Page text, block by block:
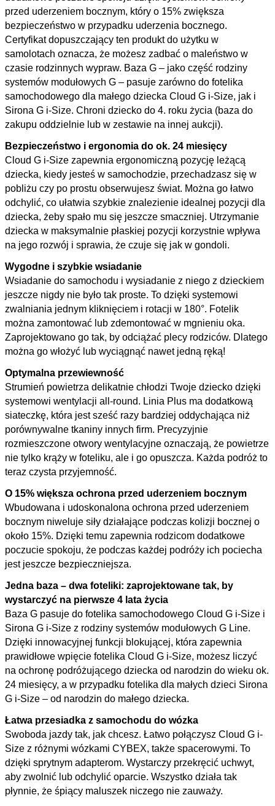
przed uderzeniem bocznym, który o 15% zwiększa
bezpieczeństwo w przypadku uderzenia bocznego.
Certyfikat dopuszczający ten produkt do użytku w
samolotach oznacza, że możesz zadbać o maleństwo w
czasie rodzinnych wypraw. Baza G – jako część rodziny
systemów modułowych G – pasuje zarówno do fotelika
samochodowego dla małego dziecka Cloud G i-Size, jak i
Sirona G i-Size. Chroni dziecko do 4. roku życia (baza do
zakupu oddzielnie lub w zestawie na innej aukcji).
Bezpieczeństwo i ergonomia do ok. 24 miesięcy
Cloud G i-Size zapewnia ergonomiczną pozycję leżącą
dziecka, kiedy jesteś w samochodzie, przechadzasz się w
pobliżu czy po prostu obserwujesz świat. Można go łatwo
odchylić, co ułatwia szybkie znalezienie idealnej pozycji dla
dziecka, żeby spało mu się jeszcze smaczniej. Utrzymanie
dziecka w maksymalnie płaskiej pozycji korzystnie wpływa
na jego rozwój i sprawia, że czuje się jak w gondoli.
Wygodne i szybkie wsiadanie
Wsiadanie do samochodu i wysiadanie z niego z dzieckiem
jeszcze nigdy nie było tak proste. To dzięki systemowi
zwalniania jednym kliknięciem i rotacji w 180°. Fotelik
można zamontować lub zdemontować w mgnieniu oka.
Zaprojektowano go tak, by odciążać plecy rodziców. Dlatego
można go włożyć lub wyciągnąć nawet jedną ręką!
Optymalna przewiewność
Strumień powietrza delikatnie chłodzi Twoje dziecko dzięki
systemowi wentylacji all-round. Linia Plus ma dodatkową
siateczkę, która jest sześć razy bardziej oddychająca niż
porównywalne tkaniny innych firm. Precyzyjnie
rozmieszczone otwory wentylacyjne oznaczają, że powietrze
nie tylko krąży w foteliku, ale i go opuszcza. Każda podróż to
teraz czysta przyjemność.
O 15% większa ochrona przed uderzeniem bocznym
Wbudowana i udoskonalona ochrona przed uderzeniem
bocznym niweluje siły działające podczas kolizji bocznej o
około 15%. Dzięki temu zapewnia rodzicom dodatkowe
poczucie spokoju, że podczas każdej podróży ich pociecha
jest jeszcze bezpieczniejsza.
Jedna baza – dwa foteliki: zaprojektowane tak, by
wystarczyć na pierwsze 4 lata życia
Baza G pasuje do fotelika samochodowego Cloud G i-Size i
Sirona G i-Size z rodziny systemów modułowych G Line.
Dzięki innowacyjnej funkcji blokującej, która zapewnia
prawidłowe wpięcie fotelika Cloud G i-Size, możesz liczyć
na ochronę podróżującego dziecka od narodzin do wieku ok.
24 miesięcy, a w przypadku fotelika dla małych dzieci Sirona
G i-Size – od narodzin do małego dziecka.
Łatwa przesiadka z samochodu do wózka
Swoboda jazdy tak, jak chcesz. Łatwo połączysz Cloud G i-
Size z różnymi wózkami CYBEX, także spacerowymi. To
dzięki sprytnym adapterom. Wystarczy przekręcić uchwyt,
aby zwolnić lub odchylić oparcie. Wszystko działa tak
płynnie, że śpiący maluszek niczego nie zauważy.